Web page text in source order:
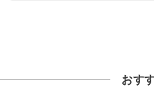
おす